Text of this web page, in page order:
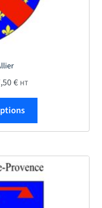
€Plage de prix : 18,00 €
HT